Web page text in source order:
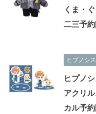
くま・
二三予約
ヒプノシ
ヒプノ
アクリ
カル予約